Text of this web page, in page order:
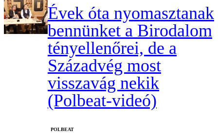
Évek óta nyomasztanak
bennünket a Birodalom
tényellenőrei, de a
Századvég most
visszavág nekik
(Polbeat-videó)
‎POLBEAT